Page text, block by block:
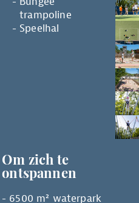
trampoline
Speelhal
Om zich te
ontspannen
6500 m² waterpark